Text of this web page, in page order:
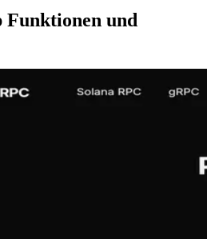
und